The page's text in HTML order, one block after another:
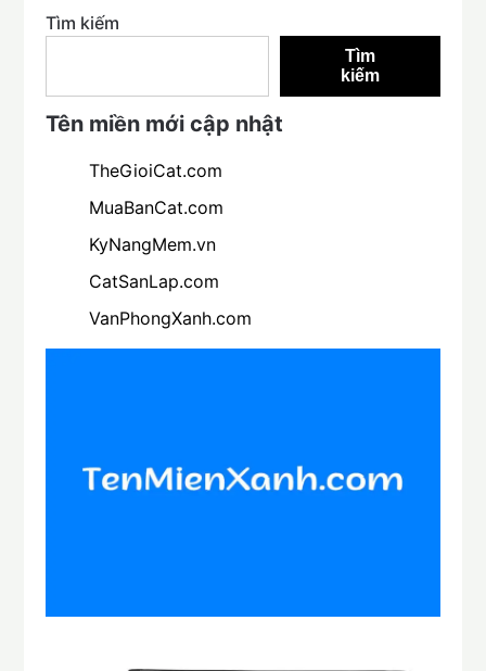
Tìm kiếm
Tìm
kiếm
Tên miền mới cập nhật
TheGioiCat.com
MuaBanCat.com
KyNangMem.vn
CatSanLap.com
VanPhongXanh.com